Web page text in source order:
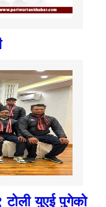
युएई पुगेको